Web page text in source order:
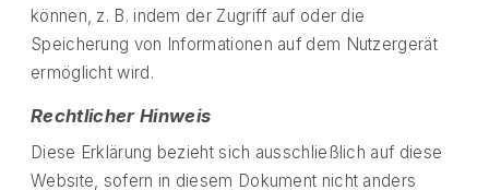
können, z. B. indem der Zugriff auf oder die
Speicherung von Informationen auf dem Nutzergerät
ermöglicht wird.
Rechtlicher Hinweis
Diese Erklärung bezieht sich ausschließlich auf diese
Website, sofern in diesem Dokument nicht anders